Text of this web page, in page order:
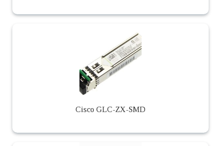
Cisco GLC-ZX-SMD